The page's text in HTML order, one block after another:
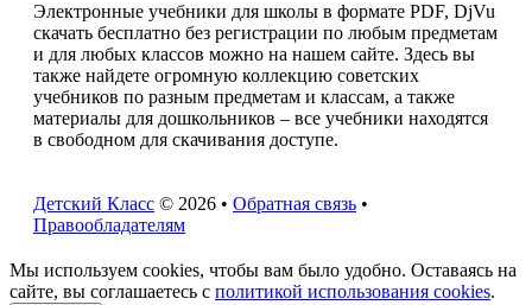
Электронные учебники для школы в формате PDF, DjVu
скачать бесплатно без регистрации по любым предметам
и для любых классов можно на нашем сайте. Здесь вы
также найдете огромную коллекцию советских
учебников по разным предметам и классам, а также
материалы для дошкольников – все учебники находятся
в свободном для скачивания доступе.
Детский Класс © 2026 • Обратная связь •
Правообладателям
Мы используем cookies, чтобы вам было удобно. Оставаясь на
сайте, вы соглашаетесь с политикой использования cookies.